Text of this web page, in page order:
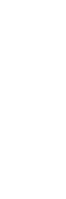
uspelo ono što je